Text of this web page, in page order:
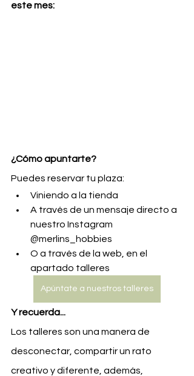
este mes:
¿Cómo apuntarte?
Puedes reservar tu plaza:
Viniendo a la tienda
A través de un mensaje directo a
nuestro Instagram
@merlins_hobbies
O a través de la web, en el
apartado talleres
Apúntate a nuestros talleres
Y recuerda...
Los talleres son una manera de
desconectar, compartir un rato
creativo y diferente, además,